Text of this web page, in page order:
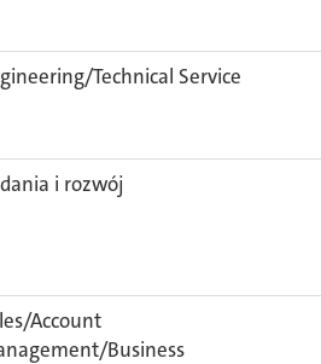
Technical Service
i rozwój
Account
Business